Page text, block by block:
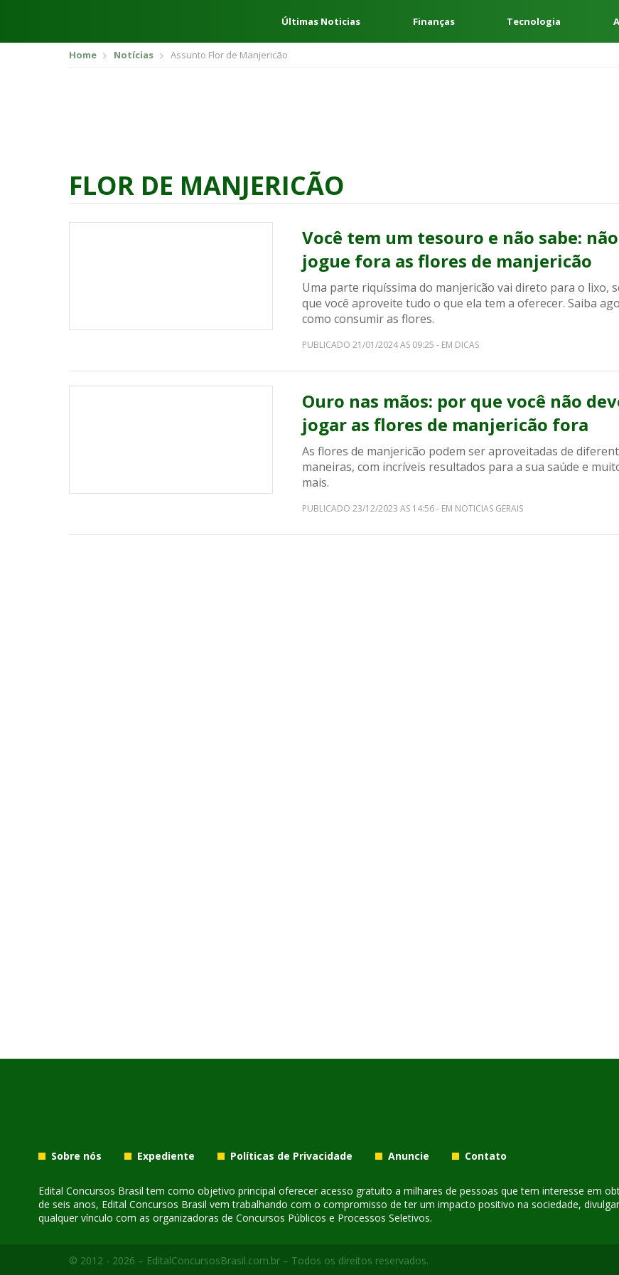
Últimas Noticias Finanças Tecnologia
Home Notícias Assunto Flor de Manjericão
FLOR DE MANJERICÃO
Você tem um tesouro e não sabe: não
jogue fora as flores de manjericão
Uma parte riquíssima do manjericão vai direto para o lixo,
que você aproveite tudo o que ela tem a oferecer. Saiba
como consumir as flores.
PUBLICADO 21/01/2024 AS 09:25 - EM DICAS
Ouro nas mãos: por que você não
jogar as flores de manjericão fora
As flores de manjericão podem ser aproveitadas de
maneiras, com incríveis resultados para a sua saúde e
mais.
PUBLICADO 23/12/2023 AS 14:56 - EM NOTICIAS GERAIS
Sobre nós Expediente Políticas de Privacidade Anuncie Contato
Edital Concursos Brasil tem como objetivo principal oferecer acesso gratuito a milhares de pessoas que tem interesse em
de seis anos, Edital Concursos Brasil vem trabalhando com o compromisso de ter um impacto positivo na sociedade,
qualquer vínculo com as organizadoras de Concursos Públicos e Processos Seletivos.
© 2012 - 2026 – EditalConcursosBrasil.com.br – Todos os direitos reservados.